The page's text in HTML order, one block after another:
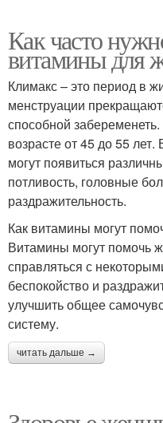
Как часто
витамины для
Климакс – это период в
менструации
способной
возрасте от 45 до 55
могут появиться
потливость, головные
раздражительность.
Как витамины могут
Витамины могут помочь
справляться с
беспокойство и
улучшить общее
систему.
читать дальше →